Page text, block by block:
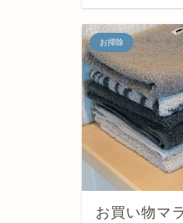
お掃除
お買い物マ